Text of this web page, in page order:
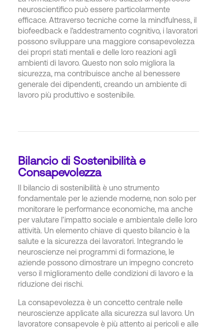
neuroscientifico può essere particolarmente
efficace. Attraverso tecniche come la mindfulness, il
biofeedback e l’addestramento cognitivo, i lavoratori
possono sviluppare una maggiore consapevolezza
dei propri stati mentali e delle loro reazioni agli
ambienti di lavoro. Questo non solo migliora la
sicurezza, ma contribuisce anche al benessere
generale dei dipendenti, creando un ambiente di
lavoro più produttivo e sostenibile.
Bilancio di Sostenibilità e
Consapevolezza
Il bilancio di sostenibilità è uno strumento
fondamentale per le aziende moderne, non solo per
monitorare le performance economiche, ma anche
per valutare l’impatto sociale e ambientale delle loro
attività. Un elemento chiave di questo bilancio è la
salute e la sicurezza dei lavoratori. Integrando le
neuroscienze nei programmi di formazione, le
aziende possono dimostrare un impegno concreto
verso il miglioramento delle condizioni di lavoro e la
riduzione dei rischi.
La consapevolezza è un concetto centrale nelle
neuroscienze applicate alla sicurezza sul lavoro. Un
lavoratore consapevole è più attento ai pericoli e alle